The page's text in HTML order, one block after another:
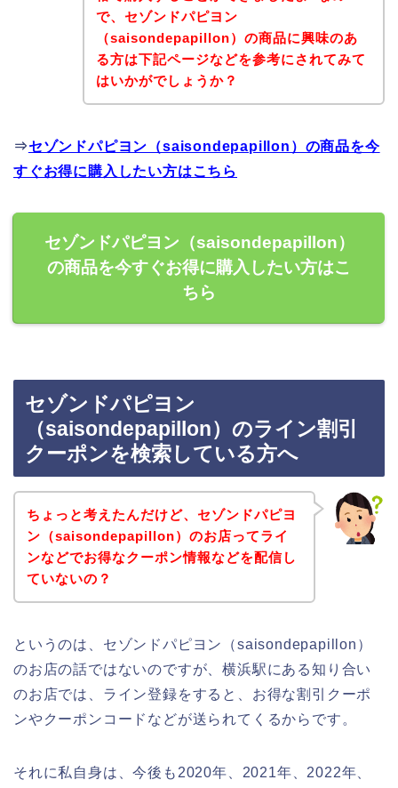
で、セゾンドパピヨン
（saisondepapillon）の商品に興味のあ
る方は下記ページなどを参考にされてみて
はいかがでしょうか？
⇒セゾンドパピヨン（saisondepapillon）の商品を今
すぐお得に購入したい方はこちら
セゾンドパピヨン（saisondepapillon）
の商品を今すぐお得に購入したい方はこ
ちら
セゾンドパピヨン
（saisondepapillon）のライン割引
クーポンを検索している方へ
ちょっと考えたんだけど、セゾンドパピヨ
ン（saisondepapillon）のお店ってライ
ンなどでお得なクーポン情報などを配信し
ていないの？
というのは、セゾンドパピヨン（saisondepapillon）
のお店の話ではないのですが、横浜駅にある知り合い
のお店では、ライン登録をすると、お得な割引クーポ
ンやクーポンコードなどが送られてくるからです。
それに私自身は、今後も2020年、2021年、2022年、